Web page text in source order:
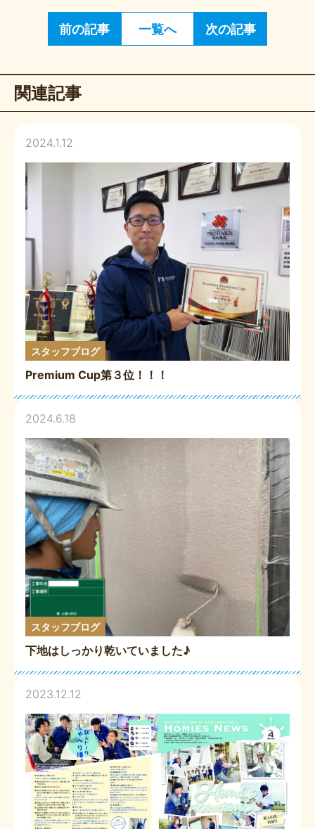
前の記事 一覧へ 次の記事
関連記事
2024.1.12
スタッフブログ
Premium Cup第３位！！！
2024.6.18
スタッフブログ
下地はしっかり乾いていました♪
2023.12.12